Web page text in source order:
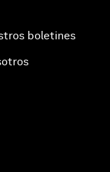
boletines